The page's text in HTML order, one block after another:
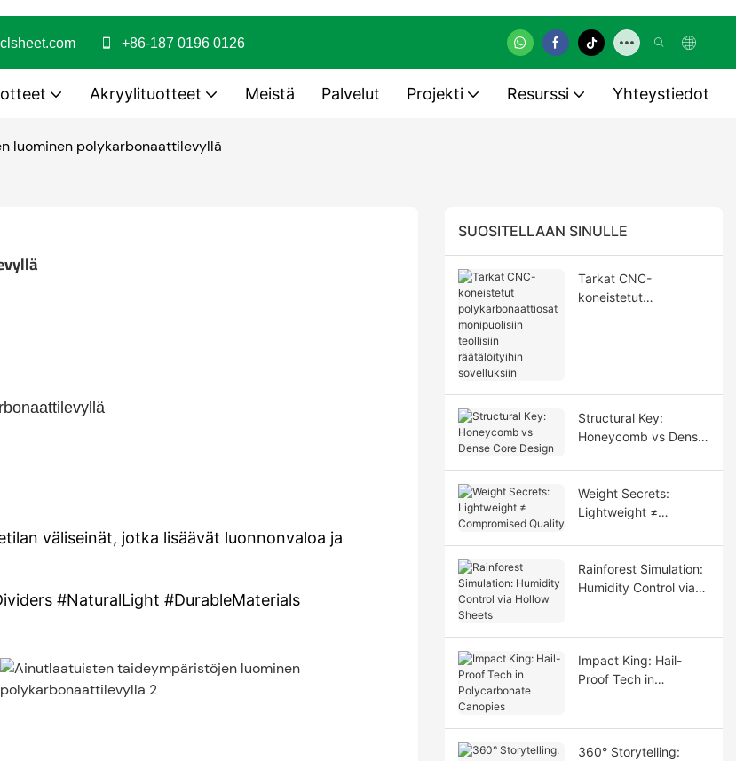
+86-187 0196 0126
Akryylituotteet Meistä Palvelut Projekti Resurssi Yhteystiedot
luominen polykarbonaattilevyllä
väliseinät, jotka lisäävät luonnonvaloa ja
#NaturalLight #DurableMaterials
SUOSITELLAAN SINULLE
Tarkat CNC-
koneistetut
Structural Key:
Honeycomb vs Dense
Weight Secrets:
Lightweight ≠
Rainforest Simulation:
Humidity Control via
Impact King: Hail-
Proof Tech in
360° Storytelling: